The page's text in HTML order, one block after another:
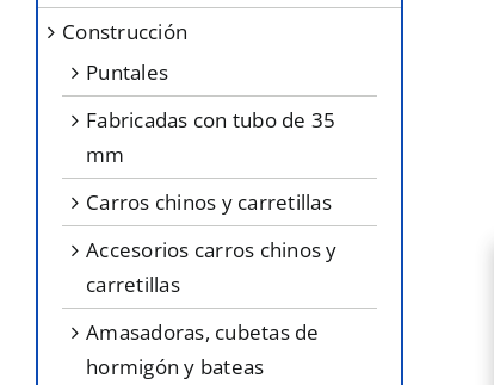
construcción
puntales
fabricadas con tubo de 35
mm
carros chinos y carretillas
accesorios carros chinos y
carretillas
amasadoras, cubetas de
hormigón y bateas